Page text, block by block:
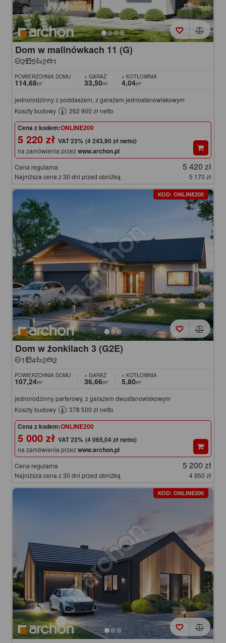
Dom w malinówkach 11 (G)
2 5 2 1
POWIERZCHNIA DOMU
114,68m²
+ GARAŻ
33,50m²
+ KOTŁOWNIA
4,04m²
jednorodzinny z poddaszem, z garażem jednostanowiskowym
Koszty budowy
: 262 900 zł netto
Cena z kodem:ONLINE200
5 220 zł (4 243,90 zł netto)
na zamówienia przezwww.archon.pl
Cena regularna 5 420 zł
Najniższa cena z 30 dni przed obniżką 5 170 zł
KOD: ONLINE200
Dom w żonkilach 3 (G2E)
1 4 2 2
POWIERZCHNIA DOMU
107,24m²
+ GARAŻ
36,66m²
+ KOTŁOWNIA
5,80m²
jednorodzinny parterowy, z garażem dwustanowiskowym
Koszty budowy
: 378 500 zł netto
Cena z kodem:ONLINE200
5 000 zł (4 065,04 zł netto)
na zamówienia przezwww.archon.pl
Cena regularna 5 200 zł
Najniższa cena z 30 dni przed obniżką 4 950 zł
KOD: ONLINE200